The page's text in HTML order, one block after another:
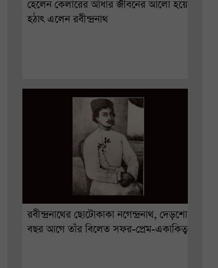
হেলেন কেলারের আঁধার জীবনের আলো হয়ে
হঠাৎ এলেন রবীন্দ্রনাথ
রবীন্দ্রনাথের ছোটোকাকা নগেন্দ্রনাথ, দেড়শো
বছর আগে তাঁর বিলেত সফর-প্রেম-একাকিত্ব